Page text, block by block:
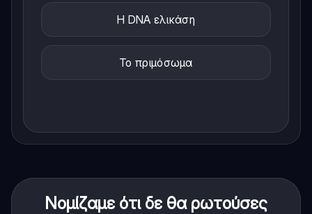
Η DNA ελικάση
Το πριμόσωμα
Νομίζαμε ότι δε θα ρωτούσες